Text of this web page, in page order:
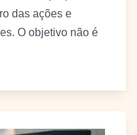
das ações e
O objetivo não é